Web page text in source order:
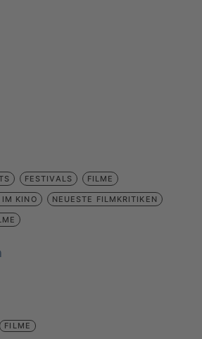
FESTIVALS FILME
KINO NEUESTE FILMKRITIKEN
FILME